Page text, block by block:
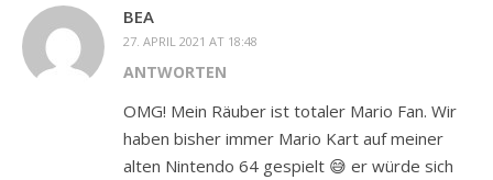
BEA
27. APRIL 2021 AT 18:48
ANTWORTEN
OMG! Mein Räuber ist totaler Mario Fan. Wir
haben bisher immer Mario Kart auf meiner
alten Nintendo 64 gespielt 😅 er würde sich